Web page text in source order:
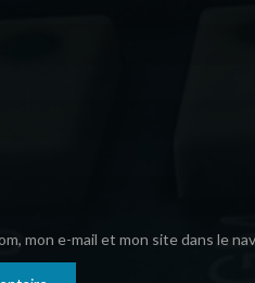
mon e-mail et mon site dans le